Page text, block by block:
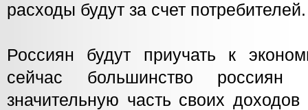
расходы будут за счет
Россиян будут приучать к
сейчас большинство россиян
значительную часть своих